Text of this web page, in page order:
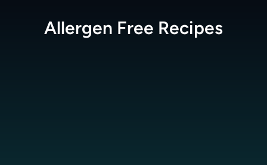
Allergen Free Recipes